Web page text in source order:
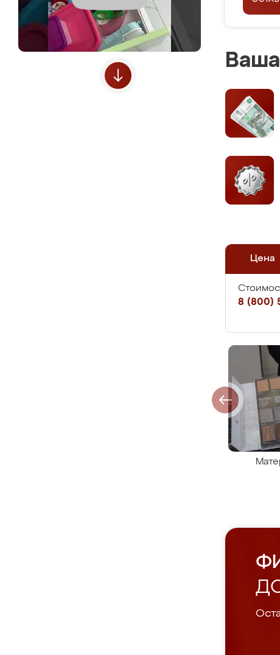
Цена
8 (800)